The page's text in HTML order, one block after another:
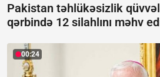
Pakistan təhlükəsizlik
qərbində 12 silahlını məhv
00:24